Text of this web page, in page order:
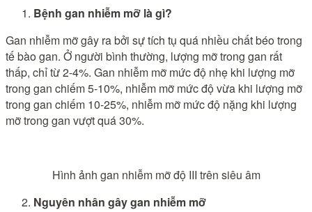
Bệnh gan nhiễm mỡ là gì?
Gan nhiễm mỡ gây ra bởi sự tích tụ quá nhiều chất béo trong
tế bào gan. Ở người bình thường, lượng mỡ trong gan rất
thấp, chỉ từ 2-4%. Gan nhiễm mỡ mức độ nhẹ khi lượng mỡ
trong gan chiếm 5-10%, nhiễm mỡ mức độ vừa khi lượng mỡ
trong gan chiếm 10-25%, nhiễm mỡ mức độ nặng khi lượng
mỡ trong gan vượt quá 30%.
Hình ảnh gan nhiễm mỡ độ III trên siêu âm
Nguyên nhân gây gan nhiễm mỡ